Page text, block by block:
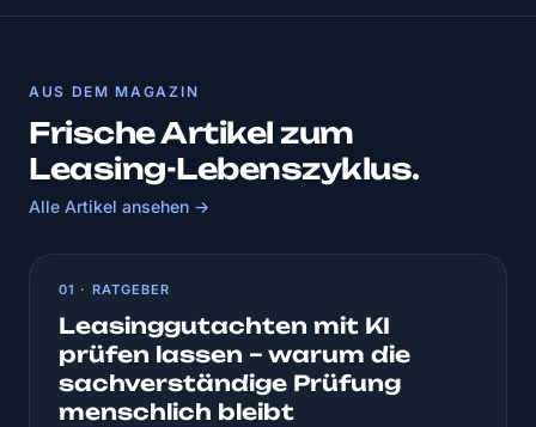
AUS DEM MAGAZIN
Frische Artikel zum
Leasing-Lebenszyklus.
Alle Artikel ansehen →
01 · RATGEBER
Leasinggutachten mit KI
prüfen lassen – warum die
sachverständige Prüfung
menschlich bleibt